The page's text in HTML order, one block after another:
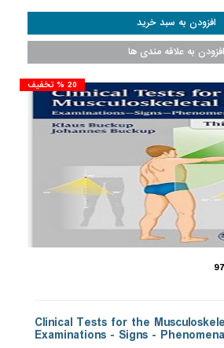
20 % تخفیف
Clinical Tests for the
Examinations - Signs - Phenomena